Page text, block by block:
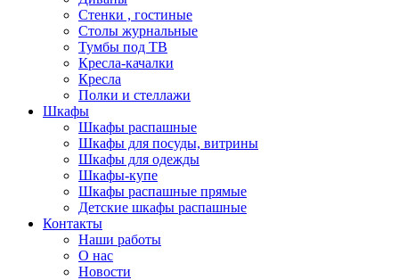
Стенки , гостиные
Столы журнальные
Тумбы под ТВ
Кресла-качалки
Кресла
Полки и стеллажи
Шкафы
Шкафы распашные
Шкафы для посуды, витрины
Шкафы для одежды
Шкафы-купе
Шкафы распашные прямые
Детские шкафы распашные
Контакты
Наши работы
О нас
Новости